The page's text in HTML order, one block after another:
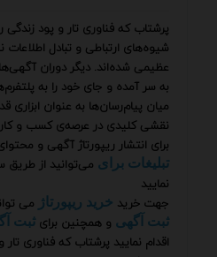
پرشتاب که فناوری تار و پود
شیوه‌های ارتباطی و تبادل
عظیمی شده‌اند. دیگر دوران
به سر آمده و جای خود را به
میان پیام‌رسان‌ها به عنوان ابزاری
نقشی کلیدی در عرصه‌ی کسب و کار
برای انتشار ریپورتاژ آگهی و
تبلیغات برای می‌توانید از طریق
نمایید
جهت خرید خرید ریپورتاژ می
ثبت آگهی و همچنین برای ثبت
اقدام نمایید پرشتاب که فناوری